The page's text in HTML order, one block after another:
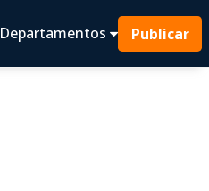
Departamentos Publicar